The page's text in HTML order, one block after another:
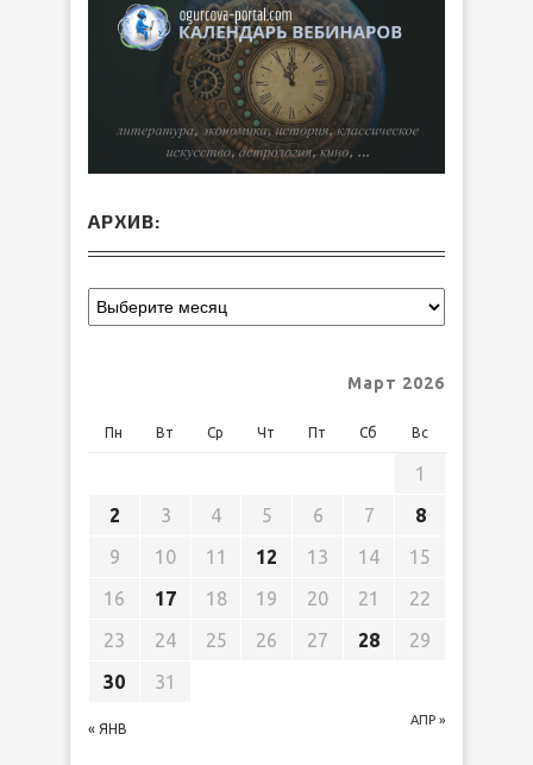
АРХИВ:
Март 2026
Пн Вт Ср Чт Пт Сб Вс
« ЯНВ
АПР »
1
2
3 4 5 6 7
8
9
10 11 12 13 14
15
16
17 18 19 20 21
22
23
24 25 26 27 28
29
30
31